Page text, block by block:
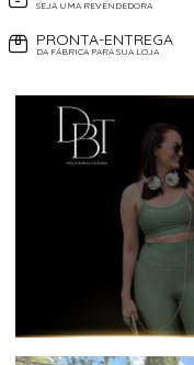
SEJA UMA REVENDEDORA
PRONTA-ENTREGA
DA FÁBRICA PARA SUA LOJA